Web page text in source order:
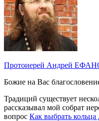
Протоиерей Андрей
Божие на Вас
Традиций существует
рассказывал мой собрат
вопрос Как выбрать кольца